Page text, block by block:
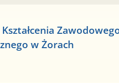
w Żorach